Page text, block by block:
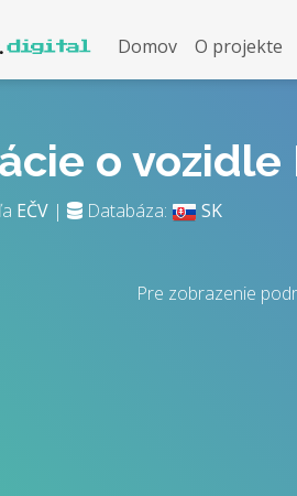
Domov O projekte
o vozidle
EČV | Databáza: SK
Pre zobrazenie